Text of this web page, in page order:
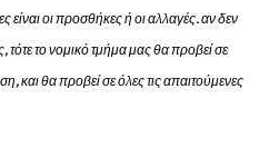
είναι οι προσθήκες ή οι αλλαγές. αν δεν
το νομικό τμήμα μας θα προβεί σε
και θα προβεί σε όλες τις απαιτούμενες